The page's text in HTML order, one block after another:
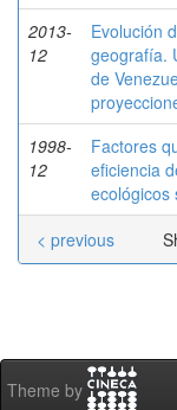
2013-
12
Evolución
geografía.
de
1998-
12
Factores
eficiencia
ecológicos
< previous
Theme by